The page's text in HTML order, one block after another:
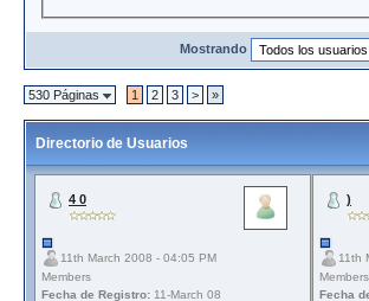
Mostrando
530 Páginas 1 2 3 > »
Directorio de Usuarios
4 0
11th March 2008 - 04:05 PM
Members
Fecha de Registro: 11-March 08
)
11th
Members
Fecha